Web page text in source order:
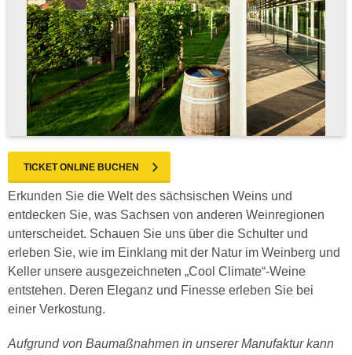
TICKET ONLINE BUCHEN
Erkunden Sie die Welt des sächsischen Weins und
entdecken Sie, was Sachsen von anderen Weinregionen
unterscheidet. Schauen Sie uns über die Schulter und
erleben Sie, wie im Einklang mit der Natur im Weinberg und
Keller unsere ausgezeichneten „Cool Climate“-Weine
entstehen. Deren Eleganz und Finesse erleben Sie bei
einer Verkostung.
Aufgrund von Baumaßnahmen in unserer Manufaktur kann